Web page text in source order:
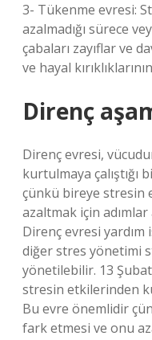
3- Tükenme evresi:
azalmadığı sürece
çabaları zayıflar ve
ve hayal
Direnç
Direnç evresi,
kurtulmaya çalıştığı
çünkü bireye stresin
azaltmak için
Direnç evresi
diğer stres yönetimi
yönetilebilir. 13
stresin etkilerinden
Bu evre önemlidir
fark etmesi ve onu